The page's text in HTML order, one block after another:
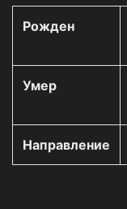
Рожден
Умер
Направление